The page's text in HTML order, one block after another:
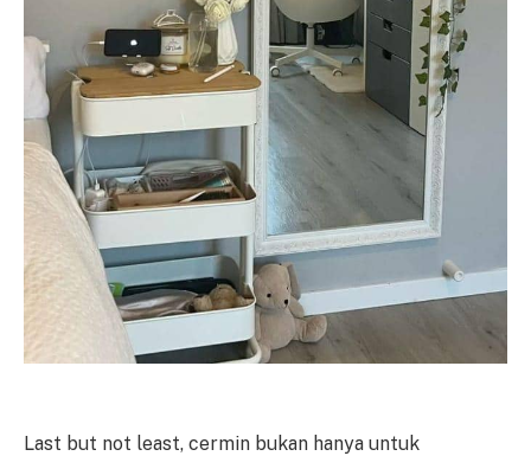
Last but not least, cermin bukan hanya untuk